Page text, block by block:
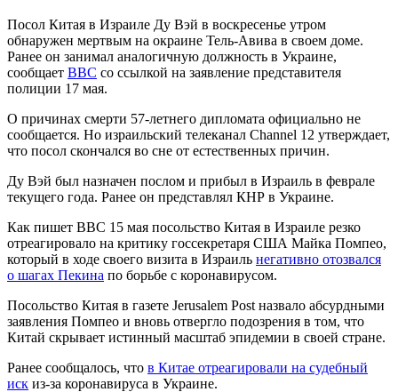
Посол Китая в Израиле Ду Вэй в воскресенье утром
обнаружен мертвым на окраине Тель-Авива в своем доме.
Ранее он занимал аналогичную должность в Украине,
сообщает ВВС со ссылкой на заявление представителя
полиции 17 мая.
О причинах смерти 57-летнего дипломата официально не
сообщается. Но израильский телеканал Channel 12 утверждает,
что посол скончался во сне от естественных причин.
Ду Вэй был назначен послом и прибыл в Израиль в феврале
текущего года. Ранее он представлял КНР в Украине.
Как пишет ВВС 15 мая посольство Китая в Израиле резко
отреагировало на критику госсекретаря США Майка Помпео,
который в ходе своего визита в Израиль негативно отозвался
о шагах Пекина по борьбе с коронавирусом.
Посольство Китая в газете Jerusalem Post назвало абсурдными
заявления Помпео и вновь отвергло подозрения в том, что
Китай скрывает истинный масштаб эпидемии в своей стране.
Ранее сообщалось, что в Китае отреагировали на судебный
иск из-за коронавируса в Украине.